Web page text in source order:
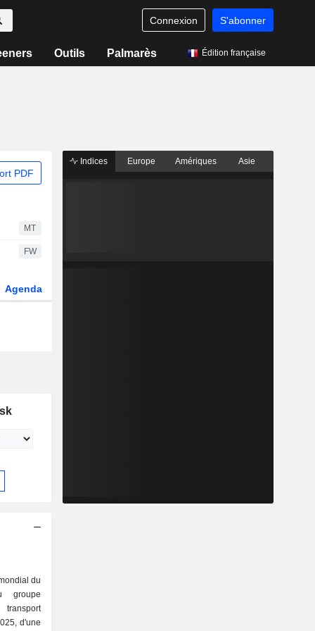
Connexion S'abonner
Outils Palmarès Édition française
PDF
MT
FW
Agenda
du
groupe
d'une
Indices Europe Amériques Asie